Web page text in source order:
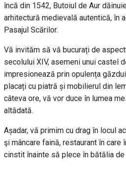
încă din 1542, Butoiul de Aur
arhitectură medievală autentică, în
Pasajul Scărilor.
Vă invităm să vă bucurați de
secolului XIV, asemeni unui castel
impresionează prin opulența
placați cu piatră și mobilierul din
câteva ore, vă vor duce în lumea
altădată.
Așadar, vă primim cu drag în locul
şi mâncare faină, restaurant în
cinstit înainte să plece în bătălia de